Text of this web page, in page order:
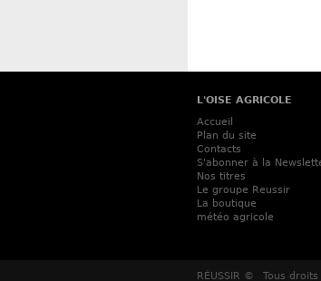
L'OISE AGRICOLE
Accueil
Plan du site
Contacts
S'abonner à la
Nos titres
Le groupe Reussir
La boutique
météo agricole
RÉUSSIR © Tous